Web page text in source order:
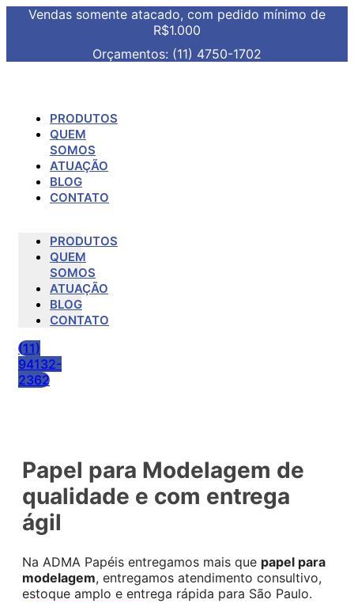
Vendas somente atacado, com pedido mínimo de
R$1.000
Orçamentos: (11) 4750-1702
PRODUTOS
QUEM
SOMOS
ATUAÇÃO
BLOG
CONTATO
PRODUTOS
QUEM
SOMOS
ATUAÇÃO
BLOG
CONTATO
(11)
94132-
2362
Papel para Modelagem de
qualidade e com entrega
ágil
Na ADMA Papéis entregamos mais que papel para
modelagem, entregamos atendimento consultivo,
estoque amplo e entrega rápida para São Paulo.